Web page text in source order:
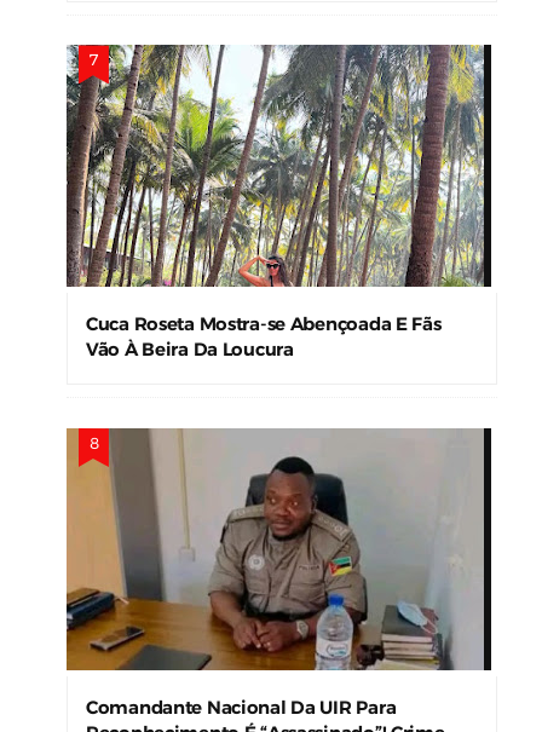
Cuca Roseta Mostra-se Abençoada E Fãs
Vão À Beira Da Loucura
Comandante Nacional Da UIR Para